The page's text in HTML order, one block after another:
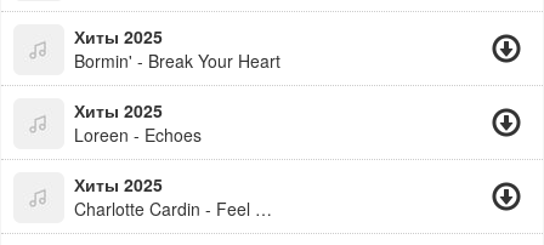
Хиты 2025
Bormin' - Break Your Heart
Хиты 2025
Loreen - Echoes
Хиты 2025
Charlotte Cardin - Feel Good